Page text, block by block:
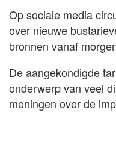
Op sociale media
over nieuwe
bronnen vanaf
De aangekondigde
onderwerp van veel
meningen over de